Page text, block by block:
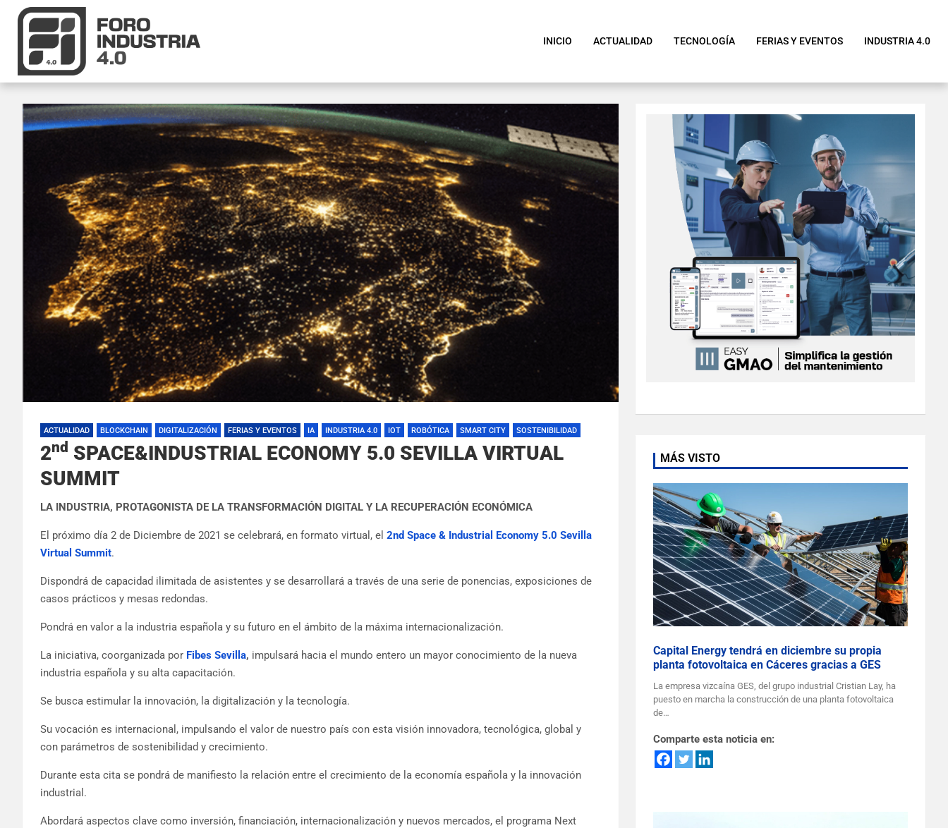
INICIO ACTUALIDAD TECNOLOGÍA FERIAS Y EVENTOS INDUSTRIA 4.0
ACTUALIDAD BLOCKCHAIN DIGITALIZACIÓN FERIAS Y EVENTOS IA INDUSTRIA 4.0 IOT ROBÓTICA SMART CITY SOSTENIBILIDAD
2nd SPACE&INDUSTRIAL ECONOMY 5.0 SEVILLA VIRTUAL
SUMMIT
LA INDUSTRIA, PROTAGONISTA DE LA TRANSFORMACIÓN DIGITAL Y LA RECUPERACIÓN ECONÓMICA
El próximo día 2 de Diciembre de 2021 se celebrará, en formato virtual, el 2nd Space & Industrial Economy 5.0 Sevilla
Virtual Summit.
Dispondrá de capacidad ilimitada de asistentes y se desarrollará a través de una serie de ponencias, exposiciones de
casos prácticos y mesas redondas.
Pondrá en valor a la industria española y su futuro en el ámbito de la máxima internacionalización.
La iniciativa, coorganizada por Fibes Sevilla, impulsará hacia el mundo entero un mayor conocimiento de la nueva
industria española y su alta capacitación.
Se busca estimular la innovación, la digitalización y la tecnología.
Su vocación es internacional, impulsando el valor de nuestro país con esta visión innovadora, tecnológica, global y
con parámetros de sostenibilidad y crecimiento.
Durante esta cita se pondrá de manifiesto la relación entre el crecimiento de la economía española y la innovación
industrial.
Abordará aspectos clave como inversión, financiación, internacionalización y nuevos mercados, el programa Next
MÁS VISTO
Capital Energy tendrá en diciembre su propia
planta fotovoltaica en Cáceres gracias a GES
La empresa vizcaína GES, del grupo industrial Cristian Lay, ha
puesto en marcha la construcción de una planta fotovoltaica
de…
Comparte esta noticia en: